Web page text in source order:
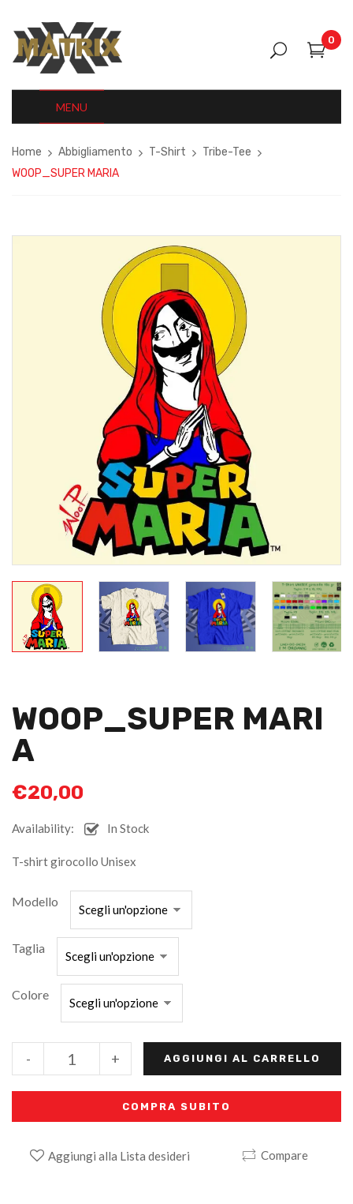
0
MENU
Home Abbigliamento T-Shirt
Tribe-Tee
WOOP_SUPER MARIA
WOOP_SUPER MARI
A
€20,00
Availability: In Stock
T-shirt girocollo Unisex
Modello
Taglia
Colore
+
- AGGIUNGI AL CARRELLO
COMPRA SUBITO
Aggiungi alla Lista desideri Compare